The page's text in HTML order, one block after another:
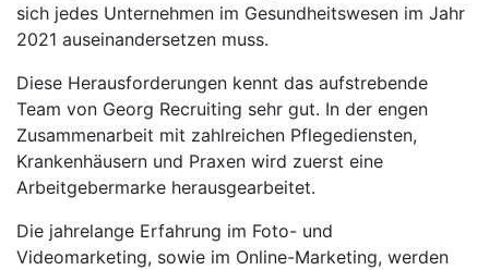
sich jedes Unternehmen im Gesundheitswesen im Jahr
2021 auseinandersetzen muss.
Diese Herausforderungen kennt das aufstrebende
Team von Georg Recruiting sehr gut. In der engen
Zusammenarbeit mit zahlreichen Pflegediensten,
Krankenhäusern und Praxen wird zuerst eine
Arbeitgebermarke herausgearbeitet.
Die jahrelange Erfahrung im Foto- und
Videomarketing, sowie im Online-Marketing, werden